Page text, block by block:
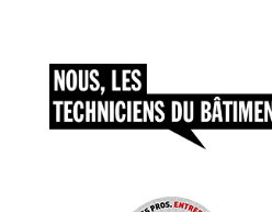
AAAAAAAAAAAAAA